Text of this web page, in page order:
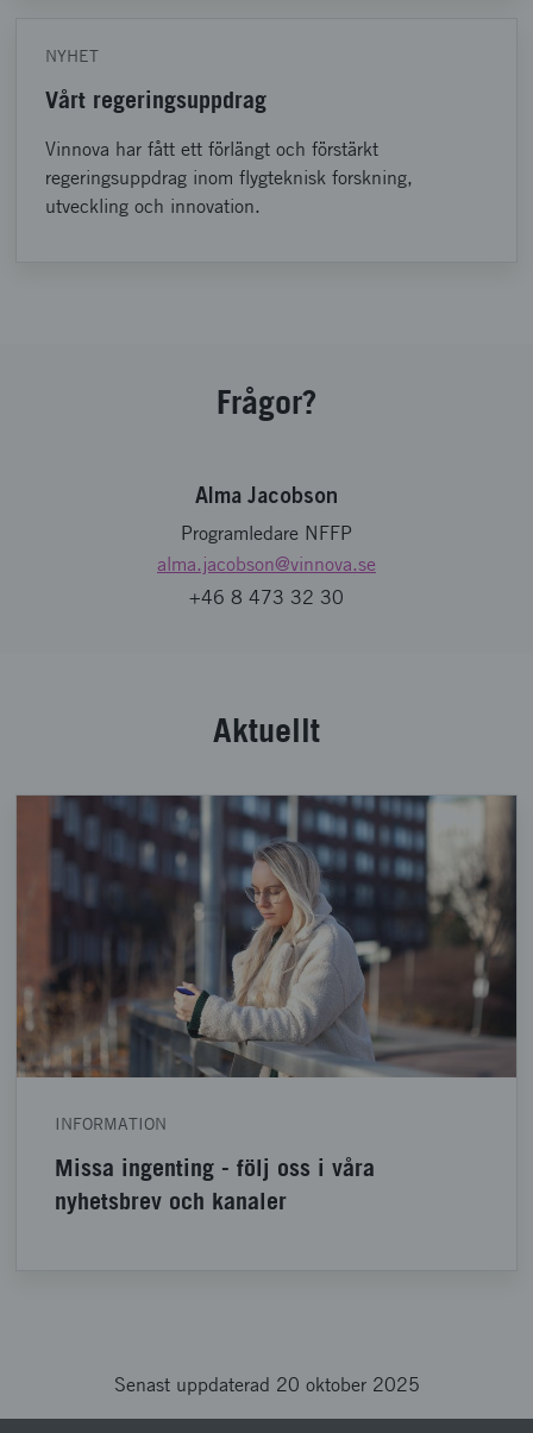
NYHET
Vårt regeringsuppdrag
Vinnova har fått ett förlängt och förstärkt
regeringsuppdrag inom flygteknisk forskning,
utveckling och innovation.
Frågor?
Alma Jacobson
Programledare NFFP
alma.jacobson@vinnova.se
+46 8 473 32 30
Aktuellt
INFORMATION
Missa ingenting - följ oss i våra
nyhetsbrev och kanaler
Senast uppdaterad 20 oktober 2025